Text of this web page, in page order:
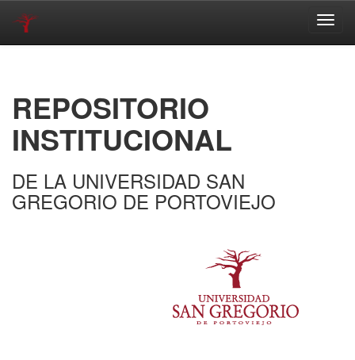
REPOSITORIO
INSTITUCIONAL
DE LA UNIVERSIDAD SAN
GREGORIO DE PORTOVIEJO